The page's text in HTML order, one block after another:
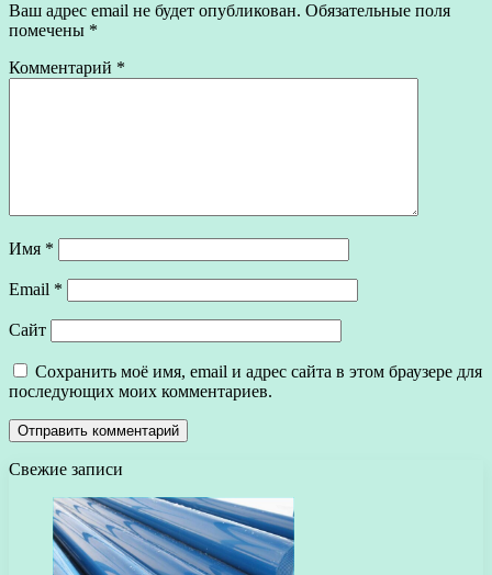
Ваш адрес email не будет опубликован. Обязательные поля
помечены *
Комментарий *
Имя *
Email *
Сайт
Сохранить моё имя, email и адрес сайта в этом браузере для
последующих моих комментариев.
Свежие записи